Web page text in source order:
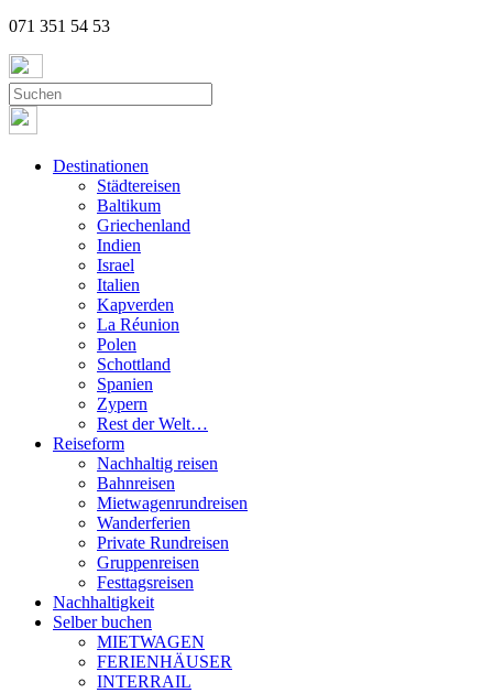
071 351 54 53
Destinationen
Städtereisen
Baltikum
Griechenland
Indien
Israel
Italien
Kapverden
La Réunion
Polen
Schottland
Spanien
Zypern
Rest der Welt…
Reiseform
Nachhaltig reisen
Bahnreisen
Mietwagenrundreisen
Wanderferien
Private Rundreisen
Gruppenreisen
Festtagsreisen
Nachhaltigkeit
Selber buchen
MIETWAGEN
FERIENHÄUSER
INTERRAIL